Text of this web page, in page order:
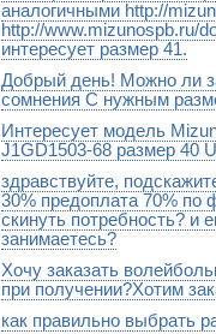
дней
аналогичными http://
http://www.mizunospb.ru/
интересует размер 41.
Все там совпадает.Размер
RUS это размер к которому
иностранных сайтах ,как и
размеры Самый точный
ориетнируйтесь,посмотрев
Добрый день! Можно ли
сомнения С нужным
Здравствуйте, Сергей!
Интересует модель
J1GD1503-68 размер 40
Пока к нам на склад не
здравствуйте,
30% предоплата 70% по
скинуть потребность? и
занимаетесь?
Нанесение делаем,но
Хочу заказать
при получении?Хотим
Оплачиваете на почте при
как правильно выбрать